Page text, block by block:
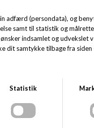
BY STÆR
BY STÆR LINA HALSKÆDE